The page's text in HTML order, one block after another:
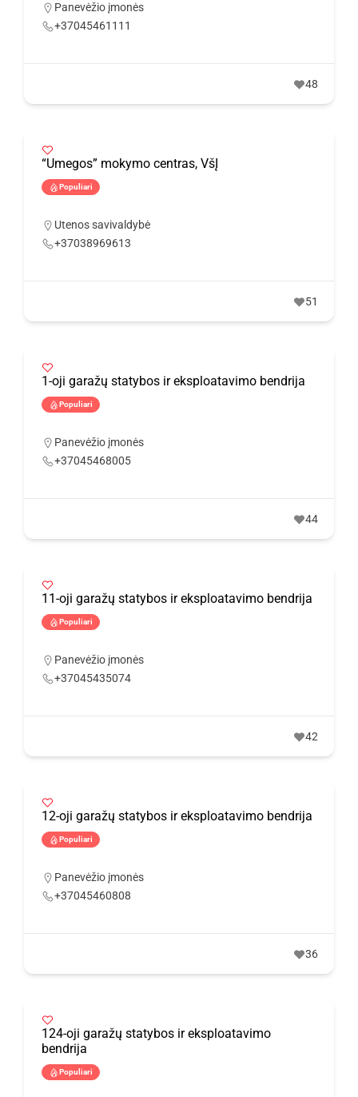
Panevėžio įmonės
+37045461111
48
“Umegos” mokymo centras, VšĮ
Populiari
Utenos savivaldybė
+37038969613
51
1-oji garažų statybos ir eksploatavimo bendrija
Populiari
Panevėžio įmonės
+37045468005
44
11-oji garažų statybos ir eksploatavimo bendrija
Populiari
Panevėžio įmonės
+37045435074
42
12-oji garažų statybos ir eksploatavimo bendrija
Populiari
Panevėžio įmonės
+37045460808
36
124-oji garažų statybos ir eksploatavimo
bendrija
Populiari